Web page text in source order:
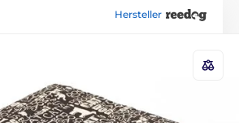
Hersteller